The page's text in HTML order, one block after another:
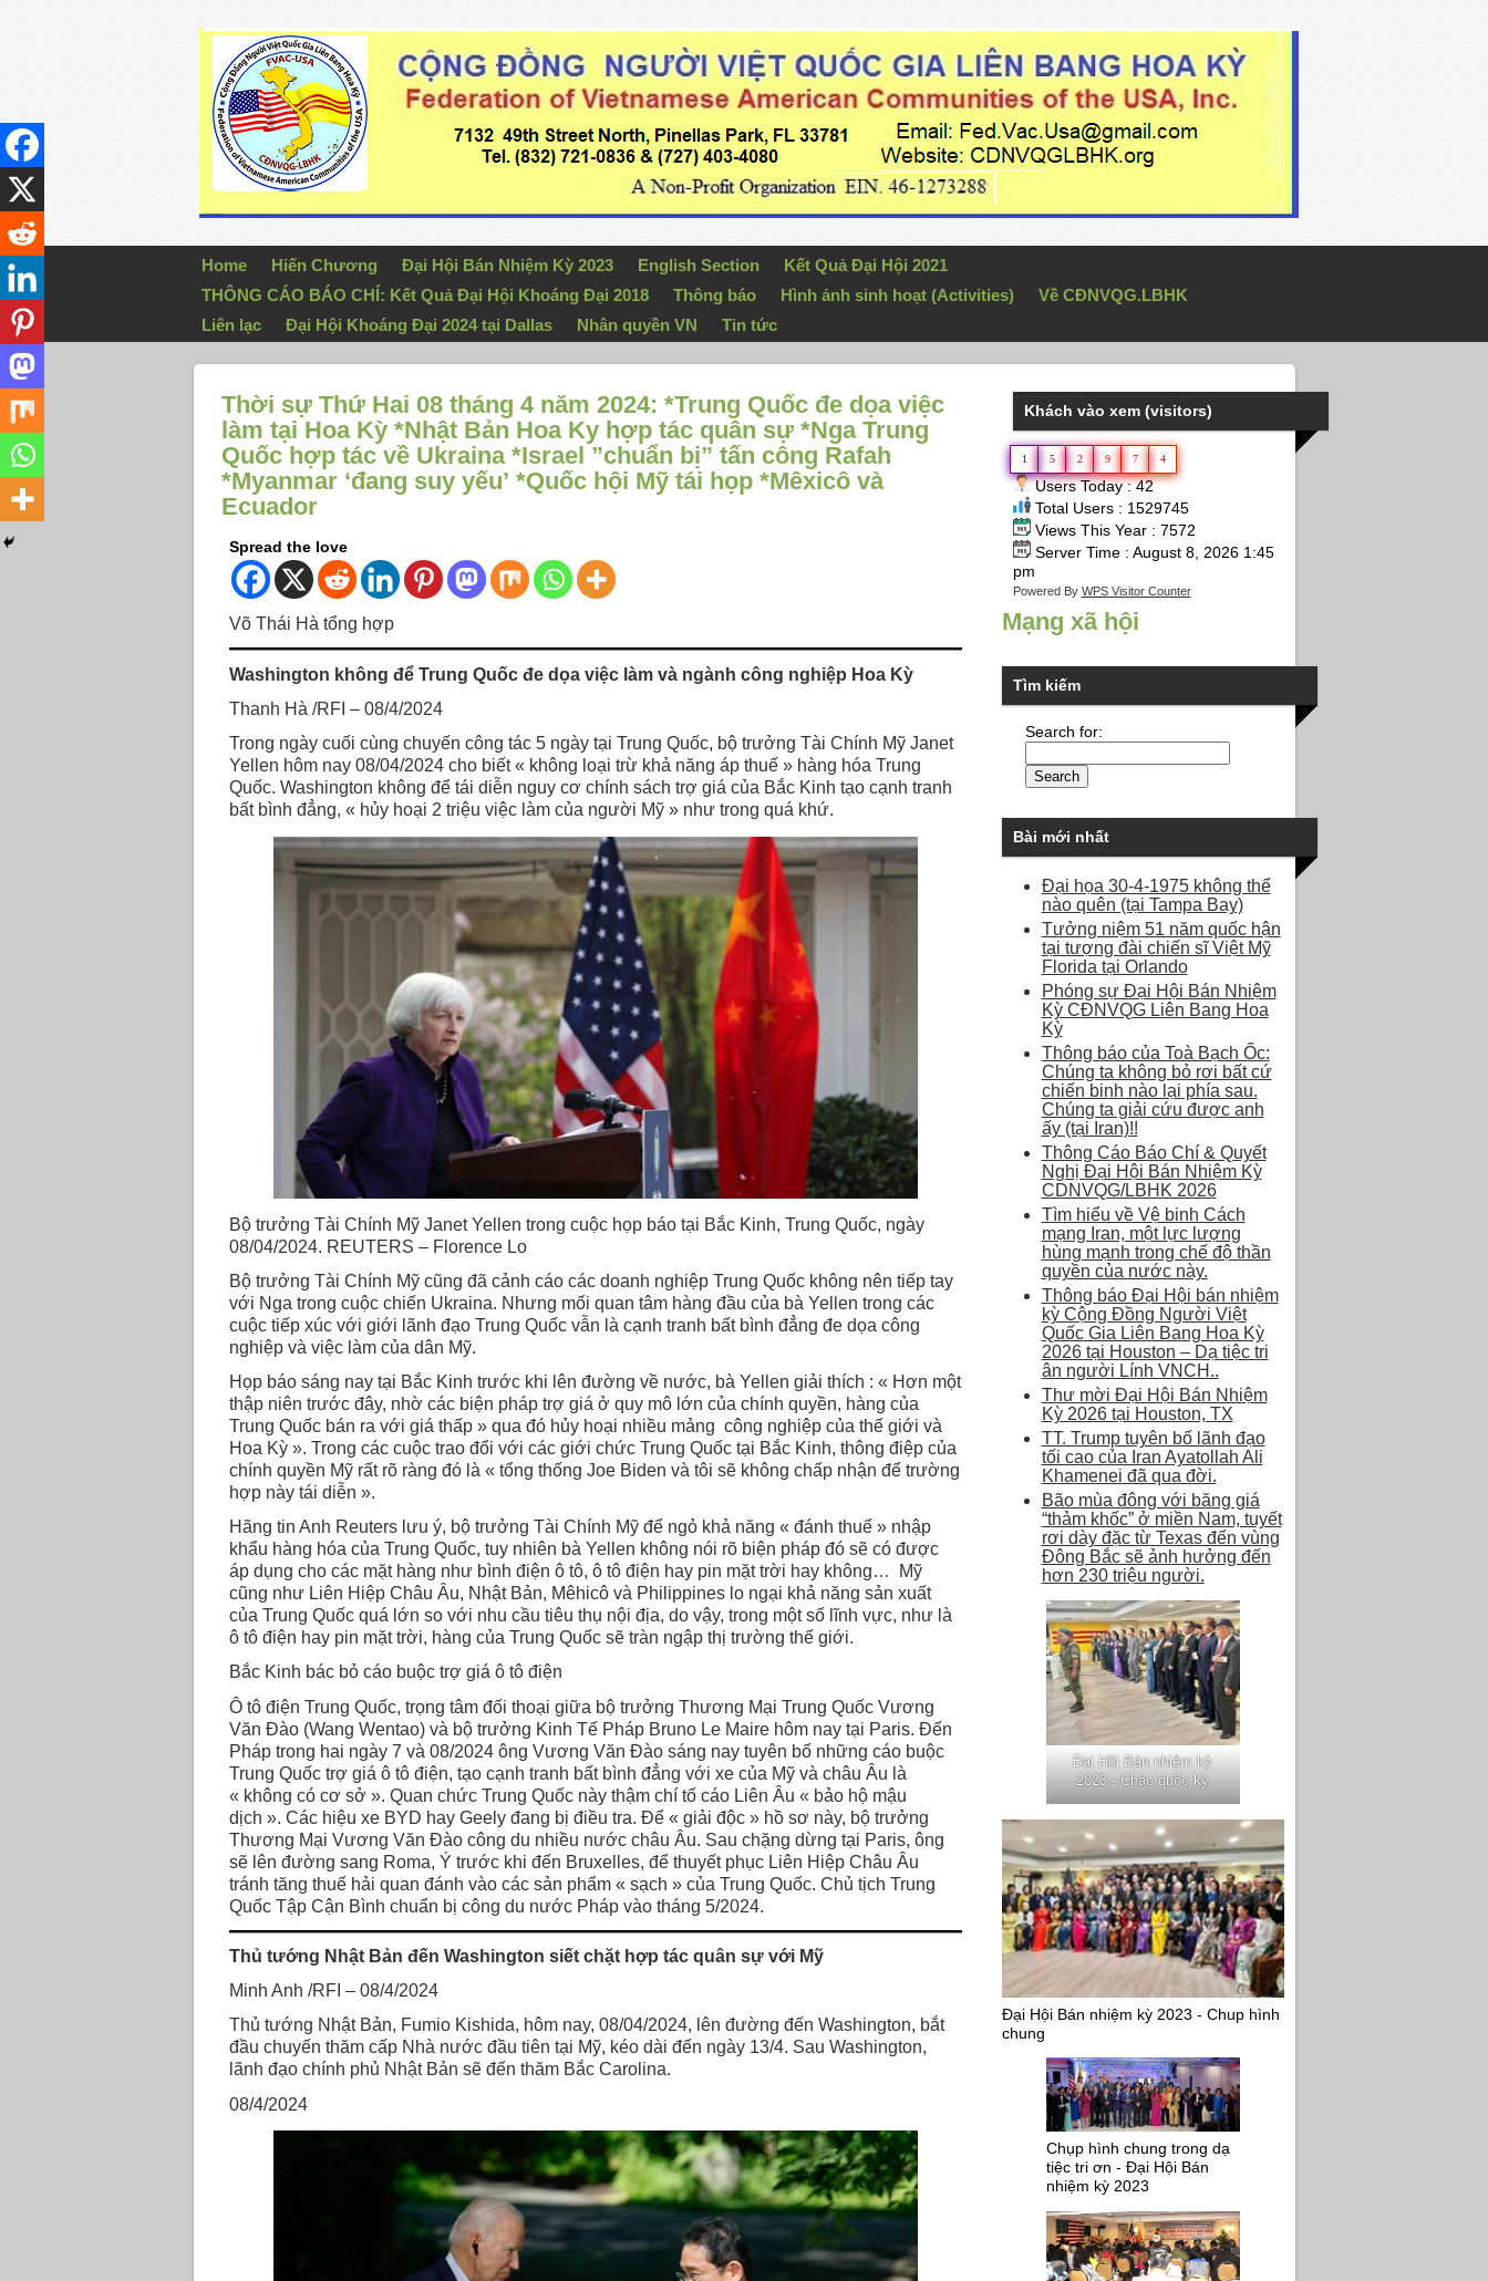
Home Hiến Chương Đại Hội Bán Nhiệm Kỳ 2023 English Section
Kết Quả Đại Hội 2021
THÔNG CÁO BÁO CHÍ: Kết Quả Đại Hội Khoáng Đại 2018
Thông báo Hình ảnh sinh hoạt (Activities)
Về CĐNVQG.LBHK
Liên lạc
Đại Hội Khoáng Đại 2024 tại Dallas Nhân quyền VN Tin tức
Thời sự Thứ Hai 08 tháng 4 năm 2024: *Trung Quốc đe dọa việc
làm tại Hoa Kỳ *Nhật Bản Hoa Ky hợp tác quân sự *Nga Trung
Quốc hợp tác về Ukraina *Israel ”chuẩn bị” tấn công Rafah
*Myanmar ‘đang suy yếu’ *Quốc hội Mỹ tái họp *Mêxicô và
Ecuador
Spread the love
Võ Thái Hà tổng hợp
Washington không để Trung Quốc đe dọa việc làm và ngành công nghiệp Hoa Kỳ
Thanh Hà /RFI – 08/4/2024
Trong ngày cuối cùng chuyến công tác 5 ngày tại Trung Quốc, bộ trưởng Tài Chính Mỹ Janet
Yellen hôm nay 08/04/2024 cho biết « không loại trừ khả năng áp thuế » hàng hóa Trung
Quốc. Washington không để tái diễn nguy cơ chính sách trợ giá của Bắc Kinh tạo cạnh tranh
bất bình đẳng, « hủy hoại 2 triệu việc làm của người Mỹ » như trong quá khứ.
Bộ trưởng Tài Chính Mỹ Janet Yellen trong cuộc họp báo tại Bắc Kinh, Trung Quốc, ngày
08/04/2024. REUTERS – Florence Lo
Bộ trưởng Tài Chính Mỹ cũng đã cảnh cáo các doanh nghiệp Trung Quốc không nên tiếp tay
với Nga trong cuộc chiến Ukraina. Nhưng mối quan tâm hàng đầu của bà Yellen trong các
cuộc tiếp xúc với giới lãnh đạo Trung Quốc vẫn là cạnh tranh bất bình đẳng đe dọa công
nghiệp và việc làm của dân Mỹ.
Họp báo sáng nay tại Bắc Kinh trước khi lên đường về nước, bà Yellen giải thích : « Hơn một
thập niên trước đây, nhờ các biện pháp trợ giá ở quy mô lớn của chính quyền, hàng của
Trung Quốc bán ra với giá thấp » qua đó hủy hoại nhiều mảng công nghiệp của thế giới và
Hoa Kỳ ». Trong các cuộc trao đổi với các giới chức Trung Quốc tại Bắc Kinh, thông điệp của
chính quyền Mỹ rất rõ ràng đó là « tổng thống Joe Biden và tôi sẽ không chấp nhận để trường
hợp này tái diễn ».
Hãng tin Anh Reuters lưu ý, bộ trưởng Tài Chính Mỹ để ngỏ khả năng « đánh thuế » nhập
khẩu hàng hóa của Trung Quốc, tuy nhiên bà Yellen không nói rõ biện pháp đó sẽ có được
áp dụng cho các mặt hàng như bình điện ô tô, ô tô điện hay pin mặt trời hay không… Mỹ
cũng như Liên Hiệp Châu Âu, Nhật Bản, Mêhicô và Philippines lo ngại khả năng sản xuất
của Trung Quốc quá lớn so với nhu cầu tiêu thụ nội địa, do vậy, trong một số lĩnh vực, như là
ô tô điện hay pin mặt trời, hàng của Trung Quốc sẽ tràn ngập thị trường thế giới.
Bắc Kinh bác bỏ cáo buộc trợ giá ô tô điện
Ô tô điện Trung Quốc, trọng tâm đối thoại giữa bộ trưởng Thương Mại Trung Quốc Vương
Văn Đào (Wang Wentao) và bộ trưởng Kinh Tế Pháp Bruno Le Maire hôm nay tại Paris. Đến
Pháp trong hai ngày 7 và 08/2024 ông Vương Văn Đào sáng nay tuyên bố những cáo buộc
Trung Quốc trợ giá ô tô điện, tạo cạnh tranh bất bình đẳng với xe của Mỹ và châu Âu là
« không có cơ sở ». Quan chức Trung Quốc này thậm chí tố cáo Liên Âu « bảo hộ mậu
dịch ». Các hiệu xe BYD hay Geely đang bị điều tra. Để « giải độc » hồ sơ này, bộ trưởng
Thương Mại Vương Văn Đào công du nhiều nước châu Âu. Sau chặng dừng tại Paris, ông
sẽ lên đường sang Roma, Ý trước khi đến Bruxelles, để thuyết phục Liên Hiệp Châu Âu
tránh tăng thuế hải quan đánh vào các sản phẩm « sạch » của Trung Quốc. Chủ tịch Trung
Quốc Tập Cận Bình chuẩn bị công du nước Pháp vào tháng 5/2024.
Thủ tướng Nhật Bản đến Washington siết chặt hợp tác quân sự với Mỹ
Minh Anh /RFI – 08/4/2024
Thủ tướng Nhật Bản, Fumio Kishida, hôm nay, 08/04/2024, lên đường đến Washington, bắt
đầu chuyến thăm cấp Nhà nước đầu tiên tại Mỹ, kéo dài đến ngày 13/4. Sau Washington,
lãnh đạo chính phủ Nhật Bản sẽ đến thăm Bắc Carolina.
08/4/2024
Khách vào xem (visitors)
1 5 2 9 7 4
Users Today : 42
Total Users : 1529745
Views This Year : 7572
Server Time : August 8, 2026 1:45
pm
Powered By WPS Visitor Counter
Mạng xã hội
Tìm kiếm
Search for:
Bài mới nhất
Đại họa 30-4-1975 không thể
nào quên (tại Tampa Bay)
Tưởng niệm 51 năm quốc hận
tại tượng đài chiến sĩ Việt Mỹ
Florida tại Orlando
Phóng sự Đại Hội Bán Nhiệm
Kỳ CĐNVQG Liên Bang Hoa
Kỳ
Thông báo của Toà Bạch Ốc:
Chúng ta không bỏ rơi bất cứ
chiến binh nào lại phía sau.
Chúng ta giải cứu được anh
ấy (tại Iran)!!
Thông Cáo Báo Chí & Quyết
Nghị Đại Hội Bán Nhiệm Kỳ
CDNVQG/LBHK 2026
Tìm hiểu về Vệ binh Cách
mạng Iran, một lực lượng
hùng mạnh trong chế độ thần
quyền của nước này.
Thông báo Đại Hội bán nhiệm
kỳ Cộng Đồng Người Việt
Quốc Gia Liên Bang Hoa Kỳ
2026 tại Houston – Dạ tiệc tri
ân người Lính VNCH..
Thư mời Đại Hội Bán Nhiệm
Kỳ 2026 tại Houston, TX
TT. Trump tuyên bố lãnh đạo
tối cao của Iran Ayatollah Ali
Khamenei đã qua đời.
Bão mùa đông với băng giá
“thảm khốc” ở miền Nam, tuyết
rơi dày đặc từ Texas đến vùng
Đông Bắc sẽ ảnh hưởng đến
hơn 230 triệu người.
Đại Hội Bán nhiệm kỳ
2023 - Chào quốc kỳ
Đại Hội Bán nhiệm kỳ 2023 - Chup hình
chung
Chụp hình chung trong dạ
tiệc tri ơn - Đại Hội Bán
nhiệm kỳ 2023